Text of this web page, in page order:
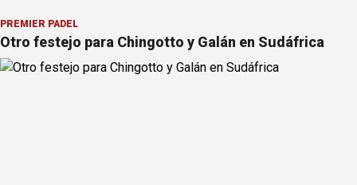
PREMIER PÁDEL
Otro festejo para Chingotto y Galán en Sudáfrica